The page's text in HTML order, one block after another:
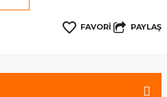
PAYLAŞ